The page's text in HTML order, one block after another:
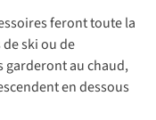
feront toute la
ski ou de
garderont au chaud,
en dessous